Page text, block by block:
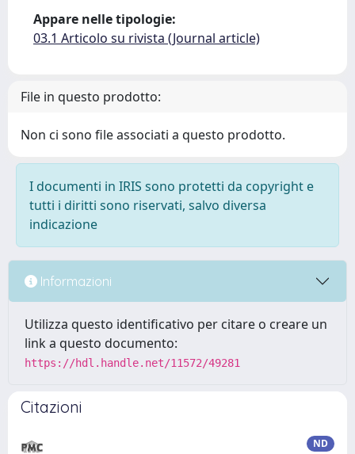
Appare nelle tipologie:
03.1 Articolo su rivista (Journal article)
File in questo prodotto:
Non ci sono file associati a questo prodotto.
I documenti in IRIS sono protetti da copyright e
tutti i diritti sono riservati, salvo diversa
indicazione
Informazioni
Utilizza questo identificativo per citare o creare un
link a questo documento:
https://hdl.handle.net/11572/49281
Citazioni
ND